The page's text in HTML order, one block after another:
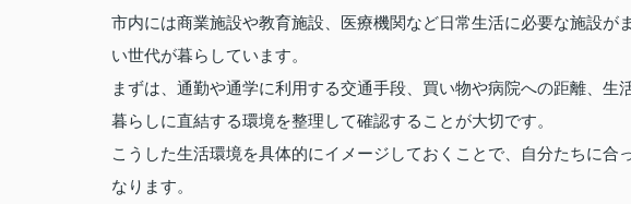
市内には商業施設や教育施設、医療機関など日常生活に必要な施設が
い世代が暮らしています。
まずは、通勤や通学に利用する交通手段、買い物や病院への距離、
暮らしに直結する環境を整理して確認することが大切です。
こうした生活環境を具体的にイメージしておくことで、自分たちに
なります。